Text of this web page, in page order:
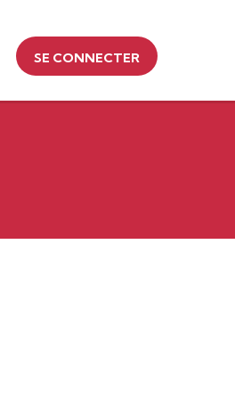
SE CONNECTER